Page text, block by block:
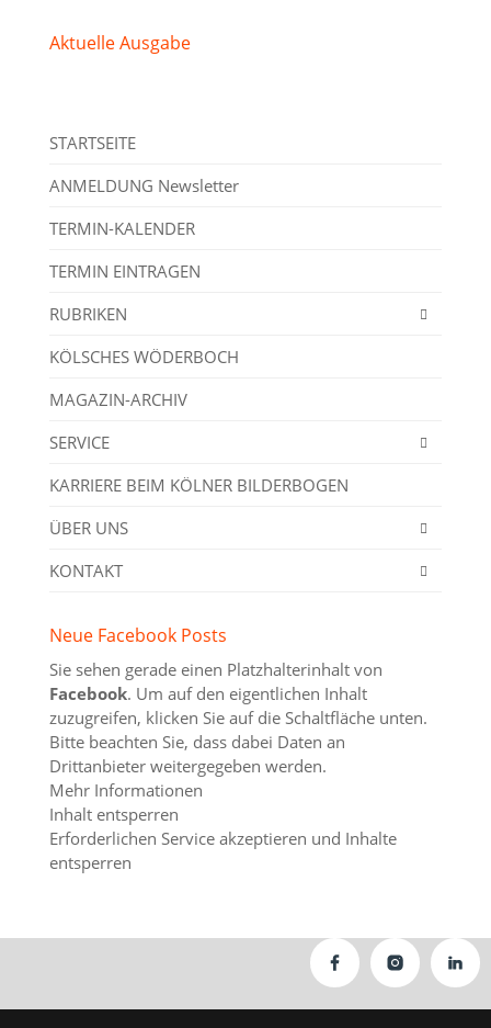
Aktuelle Ausgabe
STARTSEITE
ANMELDUNG Newsletter
TERMIN-KALENDER
TERMIN EINTRAGEN
RUBRIKEN
KÖLSCHES WÖDERBOCH
MAGAZIN-ARCHIV
SERVICE
KARRIERE BEIM KÖLNER BILDERBOGEN
ÜBER UNS
KONTAKT
Neue Facebook Posts
Sie sehen gerade einen Platzhalterinhalt von
Facebook. Um auf den eigentlichen Inhalt
zuzugreifen, klicken Sie auf die Schaltfläche unten.
Bitte beachten Sie, dass dabei Daten an
Drittanbieter weitergegeben werden.
Mehr Informationen
Inhalt entsperren
Erforderlichen Service akzeptieren und Inhalte
entsperren